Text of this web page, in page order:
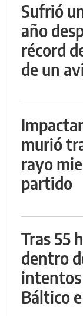
Sufrió
año
récord
de un
murió
rayo
partido
Tras 55
dentro
intentos
Báltico